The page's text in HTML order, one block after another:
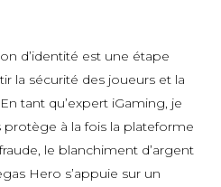
d’identité est une étape
la sécurité des joueurs et la
tant qu’expert iGaming, je
à la fois la plateforme
le blanchiment d’argent
Hero s’appuie sur un